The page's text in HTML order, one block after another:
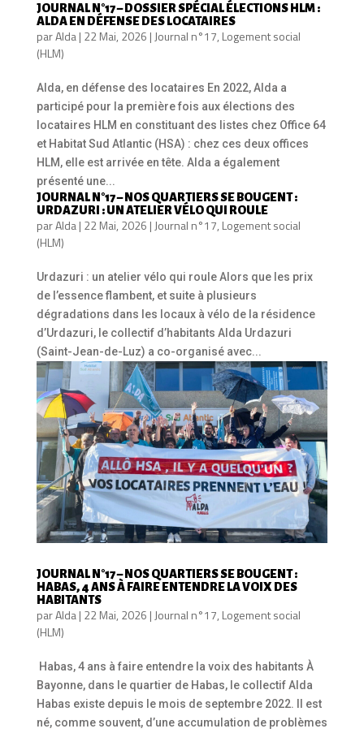
JOURNAL N°17 – DOSSIER SPÉCIAL ÉLECTIONS HLM :
ALDA EN DÉFENSE DES LOCATAIRES
parAlda| 22 Mai, 2026 | Journal n°17, Logement social
(HLM)
Alda, en défense des locataires En 2022, Alda a
participé pour la première fois aux élections des
locataires HLM en constituant des listes chez Office 64
et Habitat Sud Atlantic (HSA) : chez ces deux offices
HLM, elle est arrivée en tête. Alda a également
présenté une...
JOURNAL N°17 – NOS QUARTIERS SE BOUGENT :
URDAZURI : UN ATELIER VÉLO QUI ROULE
parAlda| 22 Mai, 2026 | Journal n°17, Logement social
(HLM)
Urdazuri : un atelier vélo qui roule Alors que les prix
de l’essence flambent, et suite à plusieurs
dégradations dans les locaux à vélo de la résidence
d’Urdazuri, le collectif d’habitants Alda Urdazuri
(Saint-Jean-de-Luz) a co-organisé avec...
JOURNAL N°17 – NOS QUARTIERS SE BOUGENT :
HABAS, 4 ANS À FAIRE ENTENDRE LA VOIX DES
HABITANTS
parAlda| 22 Mai, 2026 | Journal n°17, Logement social
(HLM)
Habas, 4 ans à faire entendre la voix des habitants À
Bayonne, dans le quartier de Habas, le collectif Alda
Habas existe depuis le mois de septembre 2022. Il est
né, comme souvent, d’une accumulation de problèmes